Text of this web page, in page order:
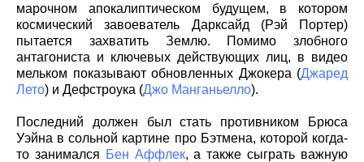
марочном апокалиптическом будущем, в котором
космический завоеватель Дарксайд (Рэй Портер)
пытается захватить Землю. Помимо злобного
антагониста и ключевых действующих лиц, в видео
мельком показывают обновленных Джокера (Джаред
Лето) и Дефстроука (Джо Манганьелло).
Последний должен был стать противником Брюса
Уэйна в сольной картине про Бэтмена, которой когда-
то занимался Бен Аффлек, а также сыграть важную